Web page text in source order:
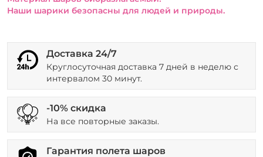
Наши шарики безопасны для людей и природы.
Доставка 24/7
Круглосуточная доставка 7 дней в неделю с
интервалом 30 минут.
-10% скидка
На все повторные заказы.
Гарантия полета шаров